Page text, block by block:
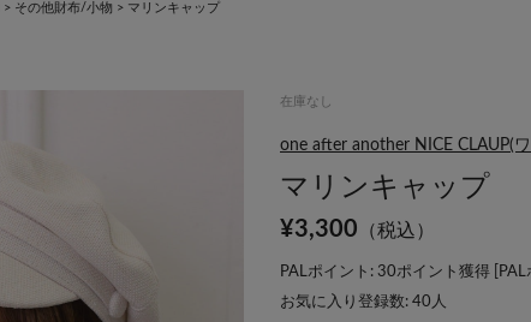
> その他財布/小物 > マリンキャップ
在庫なし
one after another NICE CLAUP(
マリンキャップ
¥3,300 （税込）
PALポイント: 30ポイント獲得 [
お気に入り登録数: 40 人